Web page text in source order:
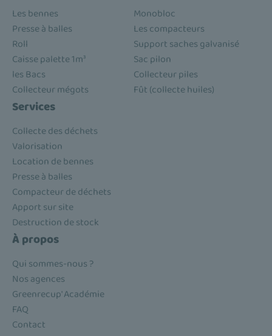
Les bennes
Monobloc
Presse à balles
Les compacteurs
Roll
Support saches galvanisé
Caisse palette 1m³
Sac pilon
les Bacs
Collecteur piles
Collecteur mégots
Fût (collecte huiles)
Services
Collecte des déchets
Valorisation
Location de bennes
Presse à balles
Compacteur de déchets
Apport sur site
Destruction de stock
À propos
Qui sommes-nous ?
Nos agences
Greenrecup' Académie
FAQ
Contact